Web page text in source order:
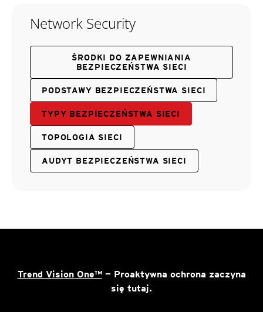
Network Security
ŚRODKI DO ZAPEWNIANIA
BEZPIECZEŃSTWA SIECI
PODSTAWY BEZPIECZEŃSTWA SIECI
TYPY BEZPIECZEŃSTWA SIECI
TOPOLOGIA SIECI
AUDYT BEZPIECZEŃSTWA SIECI
Trend Vision One™— Proaktywna ochrona zaczyna
się tutaj.